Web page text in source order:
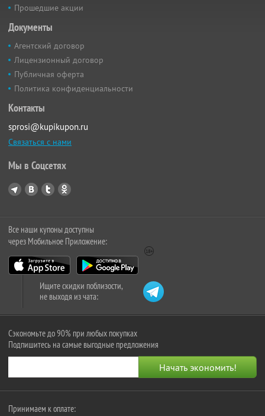
Прошедшие акции
Документы
Агентский договор
Лицензионный договор
Публичная оферта
Политика конфиденциальности
Контакты
sprosi@kupikupon.ru
Связаться с нами
Мы в Соцсетях
Все наши купоны доступны
через Мобильное Приложение:
Ищите скидки поблизости,
не выходя из чата:
Сэкономьте до 90% при любых покупках
Подпишитесь на самые выгодные предложения
Принимаем к оплате: